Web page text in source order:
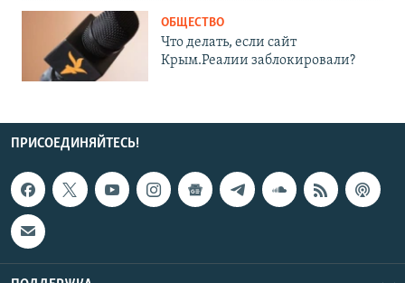
ОБЩЕСТВО
Что делать, если сайт
Крым.Реалии заблокировали?
ПРИСОЕДИНЯЙТЕСЬ!